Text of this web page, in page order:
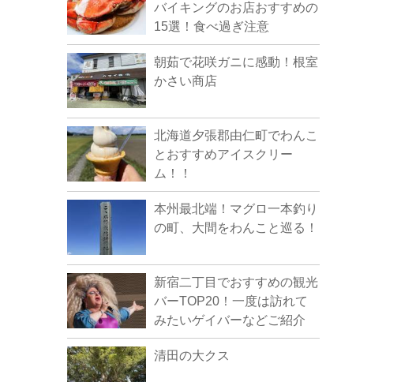
バイキングのお店おすすめの
15選！食べ過ぎ注意
朝茹で花咲ガニに感動！根室
かさい商店
北海道夕張郡由仁町でわんこ
とおすすめアイスクリー
ム！！
本州最北端！マグロ一本釣り
の町、大間をわんこと巡る！
新宿二丁目でおすすめの観光
バーTOP20！一度は訪れて
みたいゲイバーなどご紹介
清田の大クス